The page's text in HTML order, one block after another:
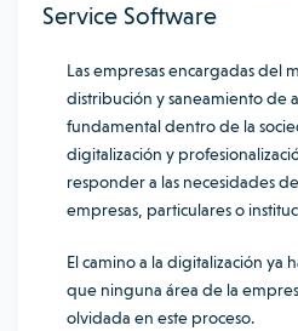
Service Software
Las empresas encargadas del
distribución y saneamiento de
fundamental dentro de la
digitalización y
responder a las necesidades
empresas, particulares o
El camino a la digitalización ya
que ninguna área de la
olvidada en este proceso.